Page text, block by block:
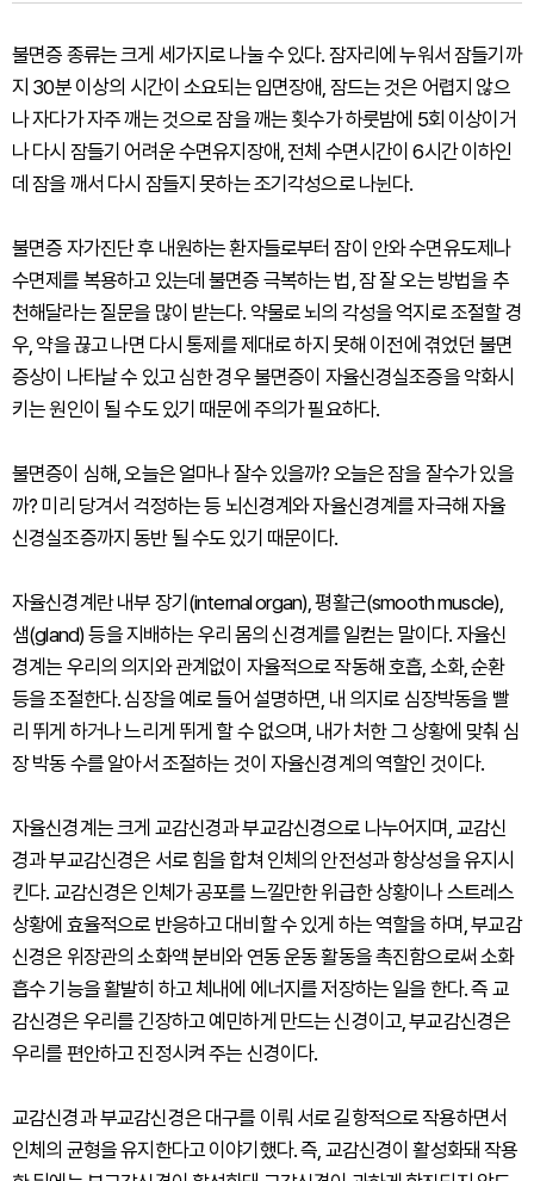
불면증 종류는 크게 세가지로 나눌 수 있다. 잠자리에 누워서 잠들기까
지 30분 이상의 시간이 소요되는 입면장애, 잠드는 것은 어렵지 않으
나 자다가 자주 깨는 것으로 잠을 깨는 횟수가 하룻밤에 5회 이상이거
나 다시 잠들기 어려운 수면유지장애, 전체 수면시간이 6시간 이하인
데 잠을 깨서 다시 잠들지 못하는 조기각성으로 나뉜다.
불면증 자가진단 후 내원하는 환자들로부터 잠이 안와 수면유도제나
수면제를 복용하고 있는데 불면증 극복하는 법, 잠 잘 오는 방법을 추
천해달라는 질문을 많이 받는다. 약물로 뇌의 각성을 억지로 조절할 경
우, 약을 끊고 나면 다시 통제를 제대로 하지 못해 이전에 겪었던 불면
증상이 나타날 수 있고 심한 경우 불면증이 자율신경실조증을 악화시
키는 원인이 될 수도 있기 때문에 주의가 필요하다.
불면증이 심해, 오늘은 얼마나 잘수 있을까? 오늘은 잠을 잘수가 있을
까? 미리 당겨서 걱정하는 등 뇌신경계와 자율신경계를 자극해 자율
신경실조증까지 동반 될 수도 있기 때문이다.
자율신경계란 내부 장기(internal organ), 평활근(smooth muscle),
샘(gland) 등을 지배하는 우리 몸의 신경계를 일컫는 말이다. 자율신
경계는 우리의 의지와 관계없이 자율적으로 작동해 호흡, 소화, 순환
등을 조절한다. 심장을 예로 들어 설명하면, 내 의지로 심장박동을 빨
리 뛰게 하거나 느리게 뛰게 할 수 없으며, 내가 처한 그 상황에 맞춰 심
장 박동 수를 알아서 조절하는 것이 자율신경계의 역할인 것이다.
자율신경계는 크게 교감신경과 부교감신경으로 나누어지며, 교감신
경과 부교감신경은 서로 힘을 합쳐 인체의 안전성과 항상성을 유지시
킨다. 교감신경은 인체가 공포를 느낄만한 위급한 상황이나 스트레스
상황에 효율적으로 반응하고 대비할 수 있게 하는 역할을 하며, 부교감
신경은 위장관의 소화액 분비와 연동 운동 활동을 촉진함으로써 소화
흡수 기능을 활발히 하고 체내에 에너지를 저장하는 일을 한다. 즉 교
감신경은 우리를 긴장하고 예민하게 만드는 신경이고, 부교감신경은
우리를 편안하고 진정시켜 주는 신경이다.
교감신경과 부교감신경은 대구를 이뤄 서로 길항적으로 작용하면서
인체의 균형을 유지한다고 이야기했다. 즉, 교감신경이 활성화돼 작용